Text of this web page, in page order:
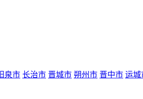
泉市 长治市 晋城市 朔州市 晋中市 运城